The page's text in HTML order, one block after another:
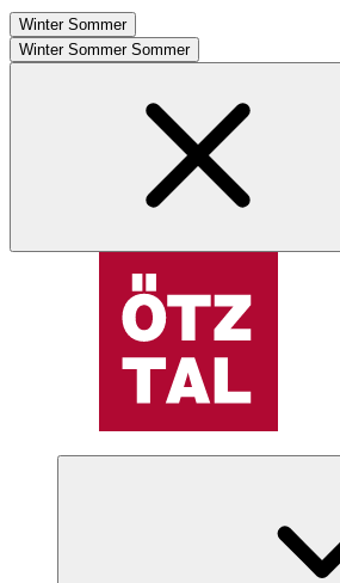
Winter Sommer
Winter Sommer Sommer